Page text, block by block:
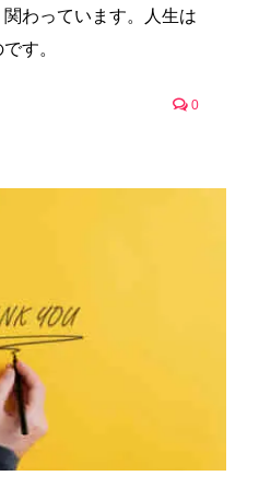
わっています。人生は
す。
0